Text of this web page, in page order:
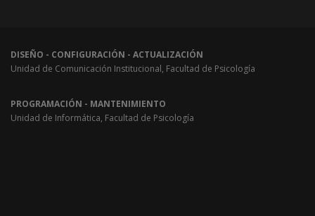
DISEÑO - CONFIGURACIÓN - ACTUALIZACIÓN
Unidad de Comunicación Institucional, Facultad de Psicología
PROGRAMACIÓN - MANTENIMIENTO
Unidad de Informática, Facultad de Psicología